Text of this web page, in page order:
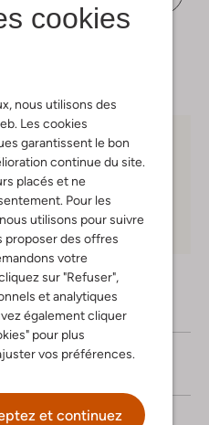
cookies
nous utilisons des
Les cookies
garantissent le bon
continue du site.
placés et ne
Pour les
utilisons pour suivre
proposer des offres
votre
sur "Refuser",
et analytiques
également cliquer
pour plus
vos préférences.
et continuez
de nos 37 boutiques
moment de livraison
sécurité